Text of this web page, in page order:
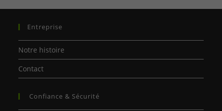
Entreprise
Notre histoire
Contact
Confiance & Sécurité